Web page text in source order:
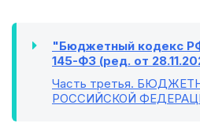
"Бюджетный кодекс
145-ФЗ (ред. от
Часть третья.
РОССИЙСКОЙ